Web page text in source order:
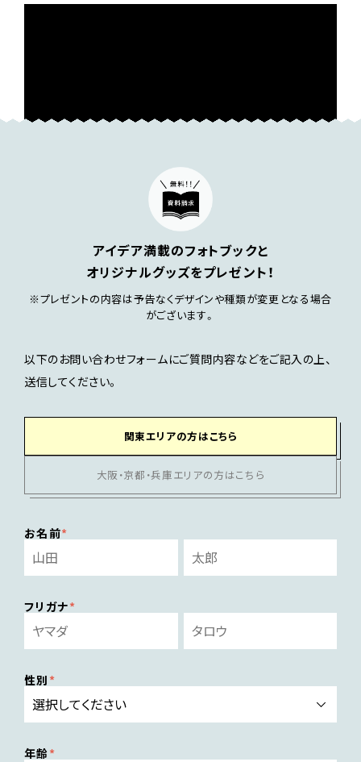
アイデア満載のフォトブックと
オリジナルグッズをプレゼント！
※プレゼントの内容は予告なくデザインや種類が変更となる場合
がございます。
以下のお問い合わせフォームにご質問内容などをご記入の上、
送信してください。
関東エリアの方はこちら
大阪・京都・兵庫エリアの方はこちら
お名前
フリガナ
性別
年齢